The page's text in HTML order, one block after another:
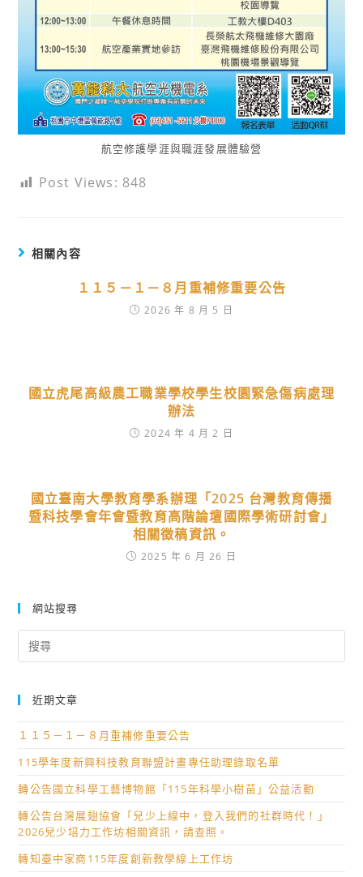
航空修護學涯與職涯發展體驗營
Post Views: 848
相關內容
１１５－１－８月重補修重要公告
2026 年 8 月 5 日
國立虎尾高級農工職業學校學生校園緊急傷病處理
辦法
2024 年 4 月 2 日
國立臺南大學教育學系辦理「2025 台灣教育傳播
暨科技學會年會暨教育高階論壇國際學術研討會」
相關徵稿資訊。
2025 年 6 月 26 日
網站搜尋
Search
for:
近期文章
１１５－１－８月重補修重要公告
115學年度新興科技教育聯盟計畫專任助理錄取名單
轉公告國立科學工藝博物館「115年科學小樹苗」公益活動
轉公告台灣展翅協會「兒少上線中，登入我們的社群時代！」
2026兒少培力工作坊相關資訊，請查照。
轉知臺中家商115年度創新教學線上工作坊